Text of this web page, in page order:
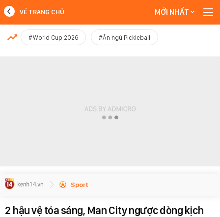
MỚI NHẤT
VỀ TRANG CHỦ MỚI NHẤT
#World Cup 2026 #Ăn ngủ Pickleball
Sport
2 hậu vệ tỏa sáng, Man City ngược dòng kịch